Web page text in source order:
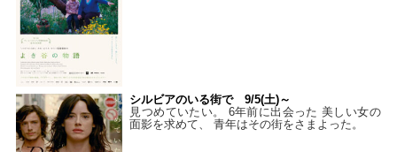
シルビアのいる街で 9/5(土)～
見つめていたい。 6年前に出会った 美しい女の
面影を求めて、 青年はその街をさまよった。